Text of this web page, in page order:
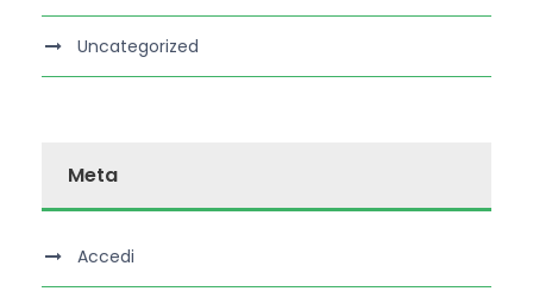
Uncategorized
Meta
Accedi